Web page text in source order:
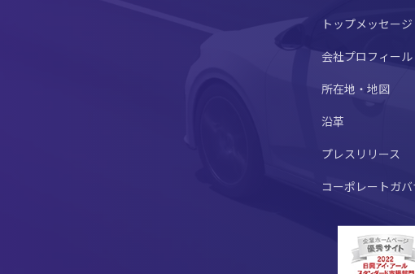
トップメッセージ
会社プロフィール
所在地・地図
沿革
プレスリリース
コーポレートガ